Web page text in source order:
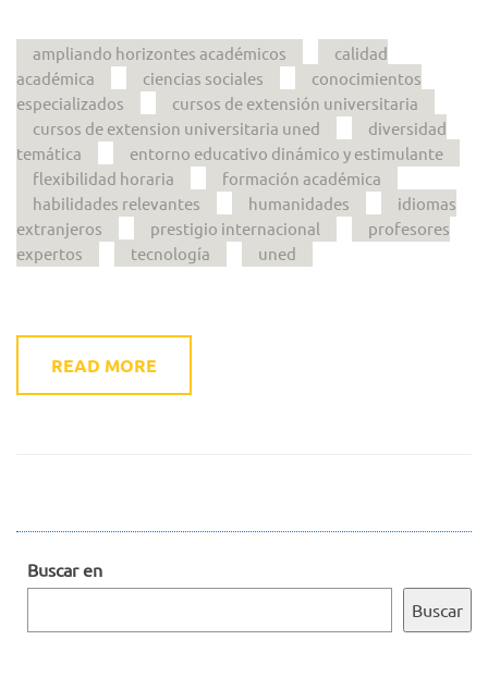
ampliando horizontes académicos
calidad
académica
ciencias sociales
conocimientos
especializados
cursos de extensión universitaria
cursos de extension universitaria uned
diversidad
temática
entorno educativo dinámico y estimulante
flexibilidad horaria
formación académica
habilidades relevantes
humanidades
idiomas
extranjeros
prestigio internacional
profesores
expertos
tecnología uned
READ MORE
Buscar en
Buscar